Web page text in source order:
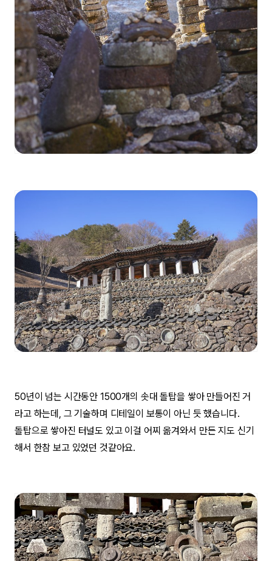
50년이 넘는 시간동안 1500개의 솟대 돌탑을 쌓아 만들어진 거
라고 하는데, 그 기술하며 디테일이 보통이 아닌 듯 했습니다.
돌탑으로 쌓아진 터널도 있고 이걸 어찌 옮겨와서 만든 지도 신기
해서 한참 보고 있었던 것같아요.